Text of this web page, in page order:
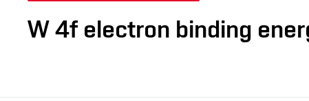
W 4f electron binding